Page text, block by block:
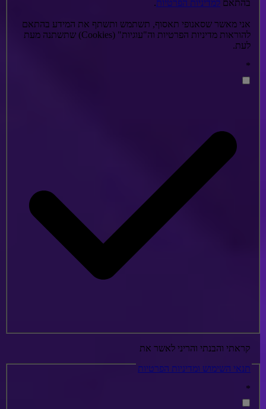
בהתאםלמדיניות הפרטיות.
אני מאשר שסאנופי תאסוף, תשתמש ותשתף את המידע בהתאם
להוראות מדיניות הפרטיות וה"עוגיות" (Cookies) שתשתנה מעת
לעת.
קראתי והבנתי והריני לאשר את
תנאי השימוש ומדיניות הפרטיות